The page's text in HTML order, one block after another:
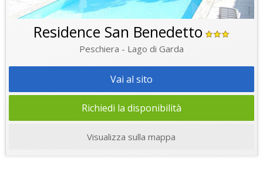
Residence San Benedetto
Peschiera - Lago di Garda
Vai al sito
Richiedi la disponibilità
Visualizza sulla mappa